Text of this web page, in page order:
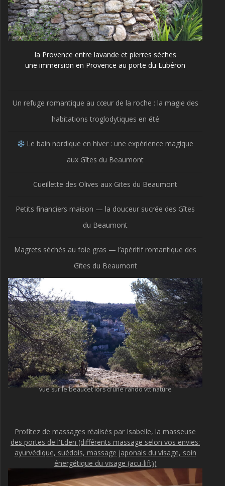
la Provence entre lavande et pierres sèches
une immersion en Provence au porte du Lubéron
Un refuge romantique au cœur de la roche : la magie des
habitations troglodytiques en été
Le bain nordique en hiver : une expérience magique
aux Gîtes du Beaumont
Cueillette des Olives aux Gites du Beaumont
Petits financiers maison — la douceur sucrée des Gîtes
du Beaumont
Magrets séchés au foie gras — l’apéritif romantique des
Gîtes du Beaumont
vue sur le beaucet lors d'une rando vtt nature
Profitez de massages réalisés par Isabelle, la masseuse
des portes de l'Eden (différents massage selon vos envies:
ayurvédique, suédois, massage japonais du visage, soin
énergétique du visage (acu-lift))